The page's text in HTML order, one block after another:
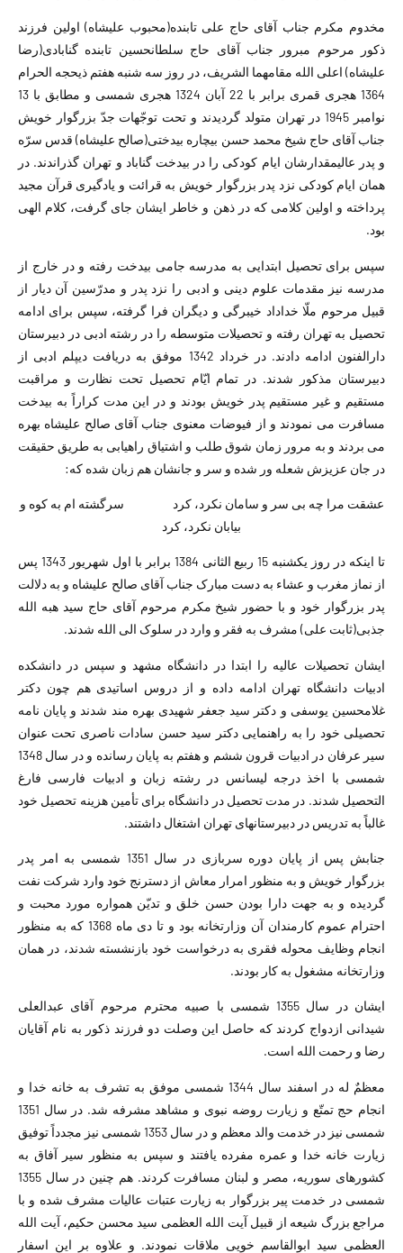
مخدوم مکرم جناب آقای حاج علی تابنده(محبوب علیشاه) اولین فرزند
ذکور مرحوم مبرور جناب آقای حاج سلطانحسین تابنده گنابادی(رضا
علیشاه) اعلی الله مقامهما الشریف، در روز سه شنبه هفتم ذیحجه الحرام
1364 هجری قمری برابر با 22 آبان 1324 هجری شمسی و مطابق با 13
نوامبر 1945 در تهران متولد گردیدند و تحت توجّهات جدّ بزرگوار خویش
جناب آقای حاج شیخ محمد حسن بیچاره بیدختی(صالح علیشاه) قدس سرّه
و پدر عالیمقدارشان ایام کودکی را در بیدخت گناباد و تهران گذراندند. در
همان ایام کودکی نزد پدر بزرگوار خویش به قرائت و یادگیری قرآن مجید
پرداخته و اولین کلامی که در ذهن و خاطر ایشان جای گرفت، کلام الهی
بود.
سپس برای تحصیل ابتدایی به مدرسه جامی بیدخت رفته و در خارج از
مدرسه نیز مقدمات علوم دینی و ادبی را نزد پدر و مدرّسین آن دیار از
قبیل مرحوم ملّا خداداد خیبرگی و دیگران فرا گرفته، سپس برای ادامه
تحصیل به تهران رفته و تحصیلات متوسطه را در رشته ادبی در دبیرستان
دارالفنون ادامه دادند. در خرداد 1342 موفق به دریافت دیپلم ادبی از
دبیرستان مذکور شدند. در تمام ایّام تحصیل تحت نظارت و مراقبت
مستقیم و غیر مستقیم پدر خویش بودند و در این مدت کراراً به بیدخت
مسافرت می نمودند و از فیوضات معنوی جناب آقای صالح علیشاه بهره
می بردند و به مرور زمان شوق طلب و اشتیاق راهیابی به طریق حقیقت
در جان عزیزش شعله ور شده و سر و جانشان هم زبان شده که:
عشقت مرا چه بی سر و سامان نکرد، کرد سرگشته ام به کوه و
بیابان نکرد، کرد
تا اینکه در روز یکشنبه 15 ربیع الثانی 1384 برابر با اول شهریور 1343 پس
از نماز مغرب و عشاء به دست مبارک جناب آقای صالح علیشاه و به دلالت
پدر بزرگوار خود و با حضور شیخ مکرم مرحوم آقای حاج سید هبه الله
جذبی(ثابت علی) مشرف به فقر و وارد در سلوک الی الله شدند.
ایشان تحصیلات عالیه را ابتدا در دانشگاه مشهد و سپس در دانشکده
ادبیات دانشگاه تهران ادامه داده و از دروس اساتیدی هم چون دکتر
غلامحسین یوسفی و دکتر سید جعفر شهیدی بهره مند شدند و پایان نامه
تحصیلی خود را به راهنمایی دکتر سید حسن سادات ناصری تحت عنوان
سیر عرفان در ادبیات قرون ششم و هفتم به پایان رسانده و در سال 1348
شمسی با اخذ درجه لیسانس در رشته زبان و ادبیات فارسی فارغ
التحصیل شدند. در مدت تحصیل در دانشگاه برای تأمین هزینه تحصیل خود
غالباً به تدریس در دبیرستانهای تهران اشتغال داشتند.
جنابش پس از پایان دوره سربازی در سال 1351 شمسی به امر پدر
بزرگوار خویش و به منظور امرار معاش از دسترنج خود وارد شرکت نفت
گردیده و به جهت دارا بودن حسن خلق و تدیّن همواره مورد محبت و
احترام عموم کارمندان آن وزارتخانه بود و تا دی ماه 1368 که به منظور
انجام وظایف محوله فقری به درخواست خود بازنشسته شدند، در همان
وزارتخانه مشغول به کار بودند.
ایشان در سال 1355 شمسی با صبیه محترم مرحوم آقای عبدالعلی
شیدانی ازدواج کردند که حاصل این وصلت دو فرزند ذکور به نام آقایان
رضا و رحمت الله است.
معظمٌ له در اسفند سال 1344 شمسی موفق به تشرف به خانه خدا و
انجام حج تمتّع و زیارت روضه نبوی و مشاهد مشرفه شد. در سال 1351
شمسی نیز در خدمت والد معظم و در سال 1353 شمسی نیز مجدداً توفیق
زیارت خانه خدا و عمره مفرده یافتند و سپس به منظور سیر آفاق به
کشورهای سوریه، مصر و لبنان مسافرت کردند. هم چنین در سال 1355
شمسی در خدمت پیر بزرگوار به زیارت عتبات عالیات مشرف شده و با
مراجع بزرگ شیعه از قبیل آیت الله العظمی سید محسن حکیم، آیت الله
العظمی سید ابوالقاسم خویی ملاقات نمودند. و علاوه بر این اسفار